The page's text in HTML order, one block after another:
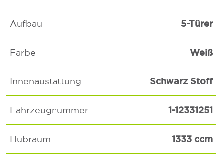
Aufbau 5-Türer
Farbe Weiß
Innenaustattung Schwarz Stoff
Fahrzeugnummer 1-12331251
Hubraum 1333 ccm